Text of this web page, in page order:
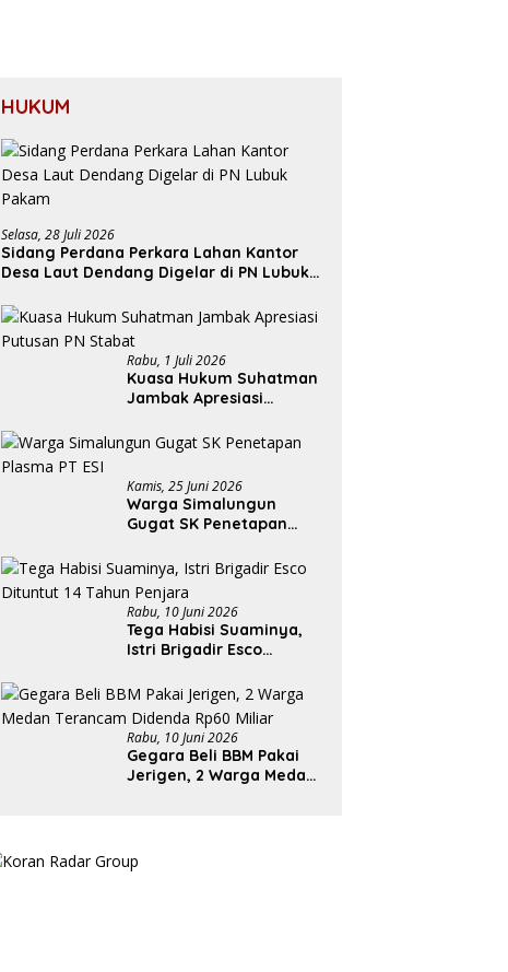
HUKUM
Selasa, 28 Juli 2026
Sidang Perdana Perkara Lahan Kantor
Desa Laut Dendang Digelar di PN Lubuk
Rabu, 1 Juli 2026
Kuasa Hukum Suhatman
Jambak Apresiasi
Kamis, 25 Juni 2026
Warga Simalungun
Gugat SK Penetapan
Rabu, 10 Juni 2026
Tega Habisi Suaminya,
Istri Brigadir Esco
Penjara
Rabu, 10 Juni 2026
Gegara Beli BBM Pakai
Jerigen, 2 Warga Medan